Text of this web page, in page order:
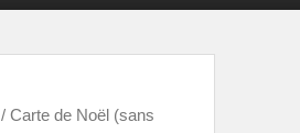
/ Carte de Noël (sans